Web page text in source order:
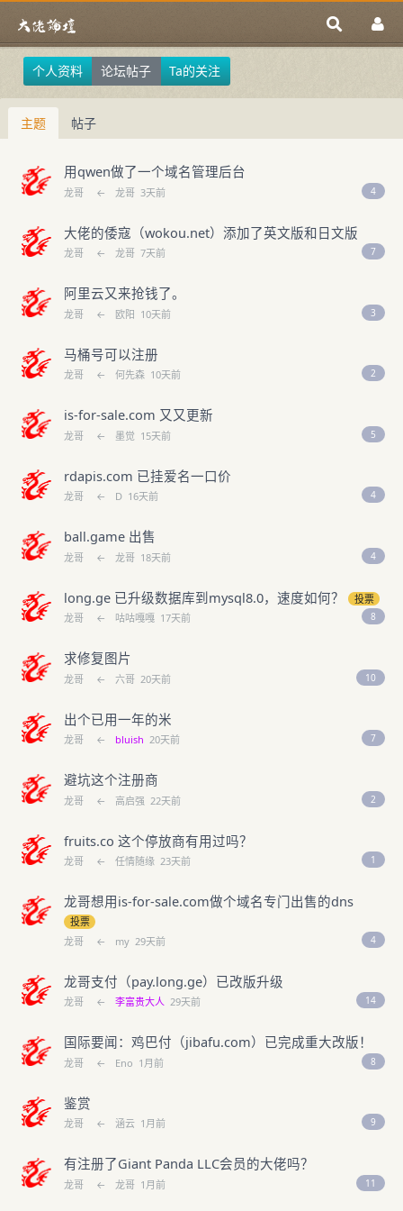
个人资料 论坛帖子 Ta的关注
主题 帖子
用qwen做了一个域名管理后台
龙哥 ← 龙哥 3天前 4
大佬的倭寇（wokou.net）添加了英文版和日文版
龙哥 ← 龙哥 7天前 7
阿里云又来抢钱了。
龙哥 ← 欧阳 10天前 3
马桶号可以注册
龙哥 ← 何先森 10天前 2
is-for-sale.com 又又更新
龙哥 ← 墨觉 15天前 5
rdapis.com 已挂爱名一口价
龙哥 ← D 16天前 4
ball.game 出售
龙哥 ← 龙哥 18天前 4
long.ge 已升级数据库到mysql8.0，速度如何？
投票
龙哥
← 咕咕嘎嘎 17天前 8
求修复图片
龙哥 ← 六哥 20天前 10
出个已用一年的米
龙哥 ← bluish 20天前 7
避坑这个注册商
龙哥 ← 高启强 22天前 2
fruits.co 这个停放商有用过吗？
龙哥 ← 任情随缘 23天前 1
龙哥想用is-for-sale.com做个域名专门出售的dns
投票
龙哥
← my 29天前 4
龙哥支付（pay.long.ge）已改版升级
龙哥 ← 李富贵大人 29天前 14
国际要闻：鸡巴付（jibafu.com）已完成重大改版！
龙哥 ← Eno 1月前 8
鉴赏
龙哥 ← 涵云 1月前 9
有注册了Giant Panda LLC会员的大佬吗？
龙哥 ← 龙哥 1月前 11